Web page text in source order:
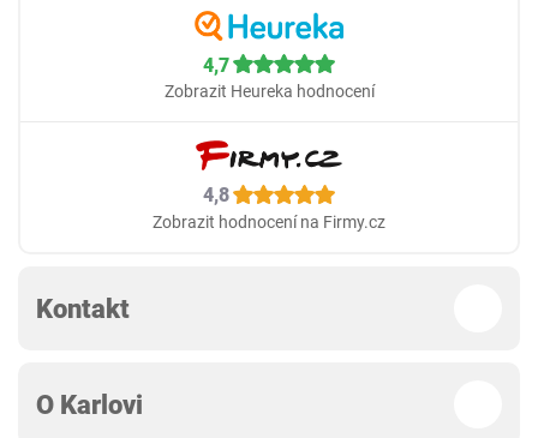
4,7
Zobrazit Heureka hodnocení
4,8
Zobrazit hodnocení na Firmy.cz
Kontakt
O Karlovi